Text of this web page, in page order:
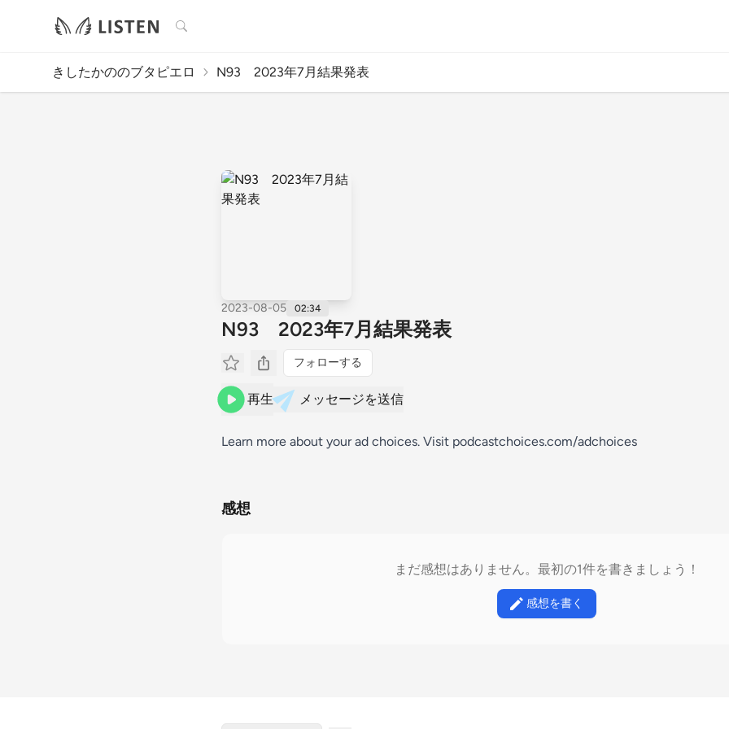
検索
きしたかののブタピエロ N93 2023年7月結果発表
2023-08-05 02:34
N93 2023年7月結果発表
フォローする
再生 メッセージを送信
Learn more about your ad choices. Visit podcastchoices.com/adchoices
感想
まだ感想はありません。最初の1件を書きましょう！
感想を書く